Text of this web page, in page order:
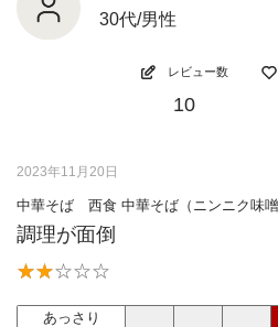
30代/男性
レビュー数
10
2023年11月20日
中華そば 西食 中華そば（ニンニク味噌
調理が面倒
あっさり